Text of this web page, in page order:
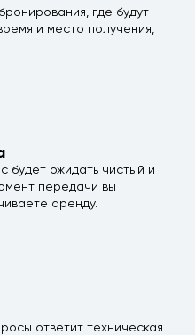
где будут
и место получения,
будет ожидать чистый и
передачи вы
аренду.
ответит техническая